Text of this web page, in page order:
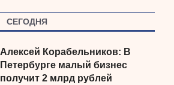
СЕГОДНЯ
Алексей Корабельников: В
Петербурге малый бизнес
получит 2 млрд рублей